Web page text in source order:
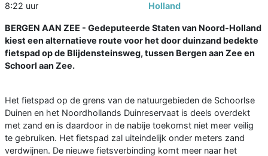
8:22 uur
Holland
BERGEN AAN ZEE - Gedeputeerde Staten van Noord-Holland
kiest een alternatieve route voor het door duinzand bedekte
fietspad op de Blijdensteinsweg, tussen Bergen aan Zee en
Schoorl aan Zee.
Het fietspad op de grens van de natuurgebieden de Schoorlse
Duinen en het Noordhollands Duinreservaat is deels overdekt
met zand en is daardoor in de nabije toekomst niet meer veilig
te gebruiken. Het fietspad zal uiteindelijk onder meters zand
verdwijnen. De nieuwe fietsverbinding komt meer naar het